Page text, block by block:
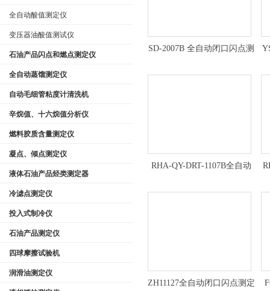
全自动酸值测定仪
变压器油酸值测试仪
石油产品闪点和燃点测定仪
全自动蒸馏测定仪
自动毛细管粘度计清洗机
辛烷值、十六烷值分析仪
燃料胶质含量测定仪
凝点、倾点测定仪
液体石油产品烃类测定器
冷滤点测定仪
投入式制冷仪
石油产品测定仪
四球摩擦试验机
润滑油测定仪
SD-2007B 全自动闭口闪点测
RHA-QY-DRT-1107B全自动
ZH11127全自动闭口闪点测定